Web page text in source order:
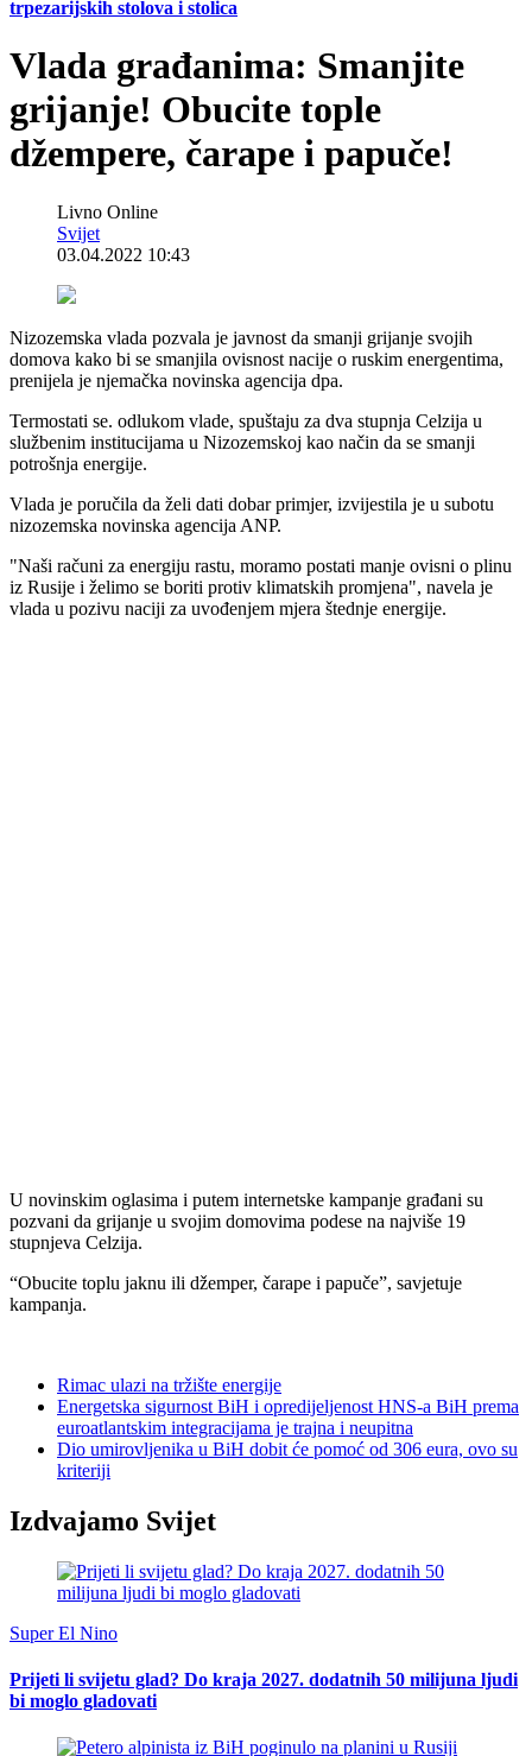
trpezarijskih stolova i stolica
Vlada građanima: Smanjite
grijanje! Obucite tople
džempere, čarape i papuče!
Livno Online
Svijet
03.04.2022 10:43
Nizozemska vlada pozvala je javnost da smanji grijanje svojih
domova kako bi se smanjila ovisnost nacije o ruskim energentima,
prenijela je njemačka novinska agencija dpa.
Termostati se. odlukom vlade, spuštaju za dva stupnja Celzija u
službenim institucijama u Nizozemskoj kao način da se smanji
potrošnja energije.
Vlada je poručila da želi dati dobar primjer, izvijestila je u subotu
nizozemska novinska agencija ANP.
"Naši računi za energiju rastu, moramo postati manje ovisni o plinu
iz Rusije i želimo se boriti protiv klimatskih promjena", navela je
vlada u pozivu naciji za uvođenjem mjera štednje energije.
U novinskim oglasima i putem internetske kampanje građani su
pozvani da grijanje u svojim domovima podese na najviše 19
stupnjeva Celzija.
“Obucite toplu jaknu ili džemper, čarape i papuče”, savjetuje
kampanja.
Rimac ulazi na tržište energije
Energetska sigurnost BiH i opredijeljenost HNS-a BiH prema
euroatlantskim integracijama je trajna i neupitna
Dio umirovljenika u BiH dobit će pomoć od 306 eura, ovo su
kriteriji
Izdvajamo Svijet
Super El Nino
Prijeti li svijetu glad? Do kraja 2027. dodatnih 50 milijuna ljudi
bi moglo gladovati